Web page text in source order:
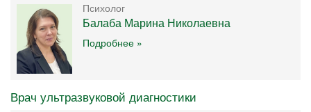
Психолог
Балаба Марина Николаевна
Подробнее »
Врач ультразвуковой диагностики